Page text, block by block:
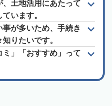
土地活用にあたって
います。
が多いため、手続き
りたいです。
ミ」「おすすめ」って